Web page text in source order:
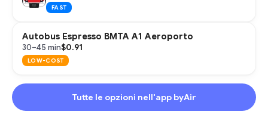
FAST
Autobus Espresso BMTA A1 Aeroporto
30–45 min$0.91
LOW-COST
Tutte le opzioni nell'app byAir